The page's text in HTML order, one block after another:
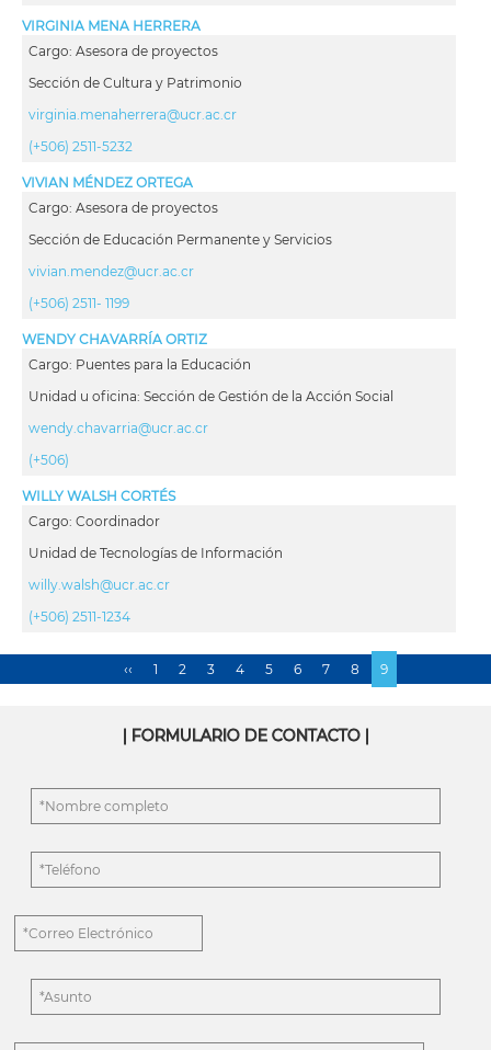
VIRGINIA MENA HERRERA
Cargo: Asesora de proyectos
Sección de Cultura y Patrimonio
virginia.menaherrera@ucr.ac.cr
(+506) 2511-5232
VIVIAN MÉNDEZ ORTEGA
Cargo: Asesora de proyectos
Sección de Educación Permanente y Servicios
vivian.mendez@ucr.ac.cr
(+506) 2511- 1199
WENDY CHAVARRÍA ORTIZ
Cargo: Puentes para la Educación
Unidad u oficina: Sección de Gestión de la Acción Social
wendy.chavarria@ucr.ac.cr
(+506)
WILLY WALSH CORTÉS
Cargo: Coordinador
Unidad de Tecnologías de Información
willy.walsh@ucr.ac.cr
(+506) 2511-1234
Página
anterior
‹‹ Page
1 Page
2 Page
3 Page
4 Page
5 Page
6 Page
7 Page
8
Página
actual
9
| FORMULARIO DE CONTACTO |